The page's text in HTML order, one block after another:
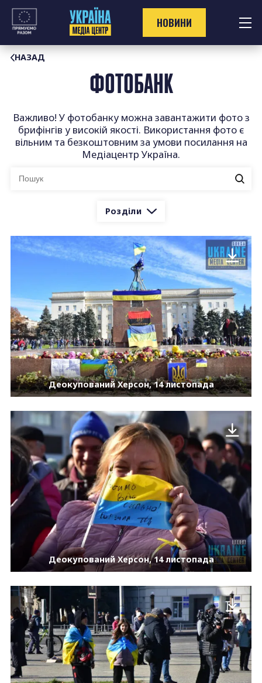
Перейти
контенту
НОВИНИ
НАЗАД
ФОТОБАНК
Важливо! У фотобанку можна завантажити фото з
брифінгів у високій якості. Використання фото є
вільним та безкоштовним за умови посилання на
Медіацентр Україна.
Ви
шукали:
Розділи
Деокупований Херсон, 14 листопада
Деокупований Херсон, 14 листопада